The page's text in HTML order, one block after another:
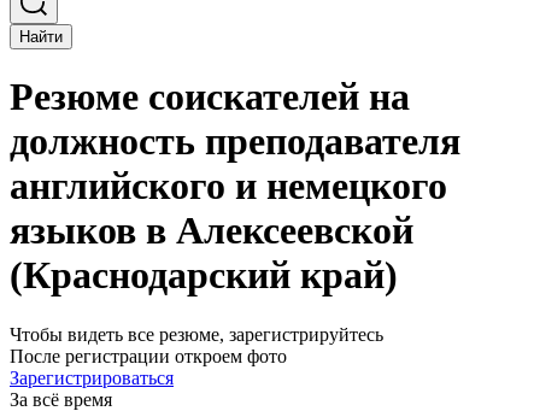
Найти
Резюме соискателей на
должность преподавателя
английского и немецкого
языков в Алексеевской
(Краснодарский край)
Чтобы видеть все резюме, зарегистрируйтесь
После регистрации откроем фото
Зарегистрироваться
За всё время